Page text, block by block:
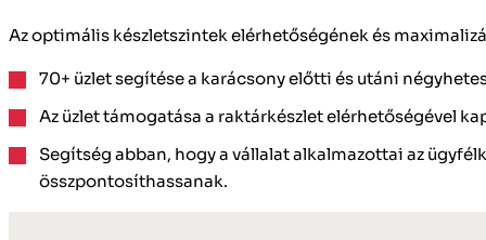
Az optimális készletszintek elérhetőségének és
70+ üzlet segítése a karácsony előtti és utáni
Az üzlet támogatása a raktárkészlet elérhetőségével
Segítség abban, hogy a vállalat alkalmazottai az
összpontosíthassanak.